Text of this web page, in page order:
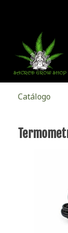
Catálogo